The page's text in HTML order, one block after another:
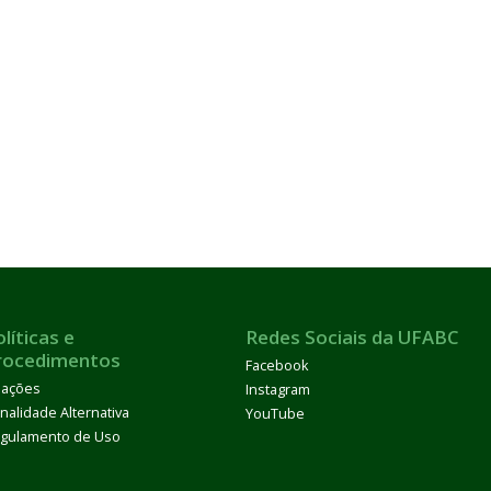
e
Alternativa
de Uso
Redes Sociais da UFABC
Facebook
Instagram
YouTube